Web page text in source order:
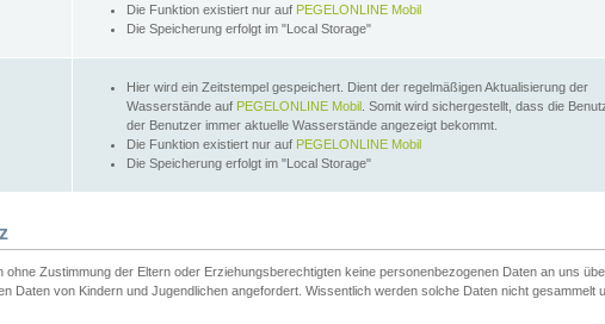
Die Funktion existiert nur auf PEGELONLINE Mobil
Die Speicherung erfolgt im "Local Storage"
Hier wird ein Zeitstempel gespeichert. Dient der regelmäßigen Aktualisierung der
Wasserstände auf PEGELONLINE Mobil . Somit wird sichergestellt, dass die
der Benutzer immer aktuelle Wasserstände angezeigt bekommt.
Die Funktion existiert nur auf PEGELONLINE Mobil
Die Speicherung erfolgt im "Local Storage"
ohne Zustimmung der Eltern oder Erziehungsberechtigten keine personenbezogenen Daten an uns
Daten von Kindern und Jugendlichen angefordert. Wissentlich werden solche Daten nicht gesammelt